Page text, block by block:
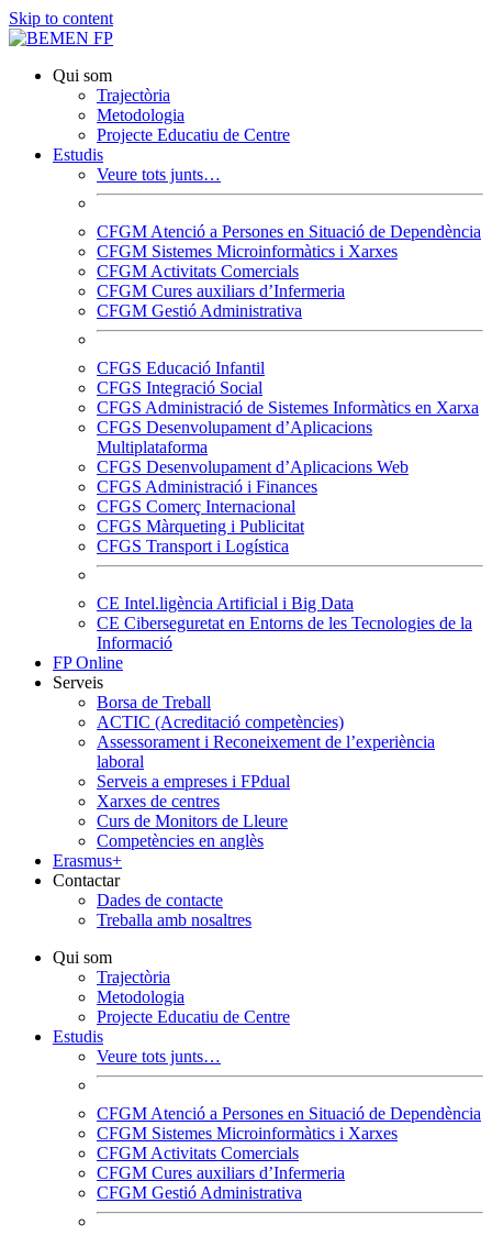
Skip to content
Qui som
Trajectòria
Metodologia
Projecte Educatiu de Centre
Estudis
Veure tots junts…
CFGM Atenció a Persones en Situació de Dependència
CFGM Sistemes Microinformàtics i Xarxes
CFGM Activitats Comercials
CFGM Cures auxiliars d’Infermeria
CFGM Gestió Administrativa
CFGS Educació Infantil
CFGS Integració Social
CFGS Administració de Sistemes Informàtics en Xarxa
CFGS Desenvolupament d’Aplicacions
Multiplataforma
CFGS Desenvolupament d’Aplicacions Web
CFGS Administració i Finances
CFGS Comerç Internacional
CFGS Màrqueting i Publicitat
CFGS Transport i Logística
CE Intel.ligència Artificial i Big Data
CE Ciberseguretat en Entorns de les Tecnologies de la
Informació
FP Online
Serveis
Borsa de Treball
ACTIC (Acreditació competències)
Assessorament i Reconeixement de l’experiència
laboral
Serveis a empreses i FPdual
Xarxes de centres
Curs de Monitors de Lleure
Competències en anglès
Erasmus+
Contactar
Dades de contacte
Treballa amb nosaltres
Qui som
Trajectòria
Metodologia
Projecte Educatiu de Centre
Estudis
Veure tots junts…
CFGM Atenció a Persones en Situació de Dependència
CFGM Sistemes Microinformàtics i Xarxes
CFGM Activitats Comercials
CFGM Cures auxiliars d’Infermeria
CFGM Gestió Administrativa